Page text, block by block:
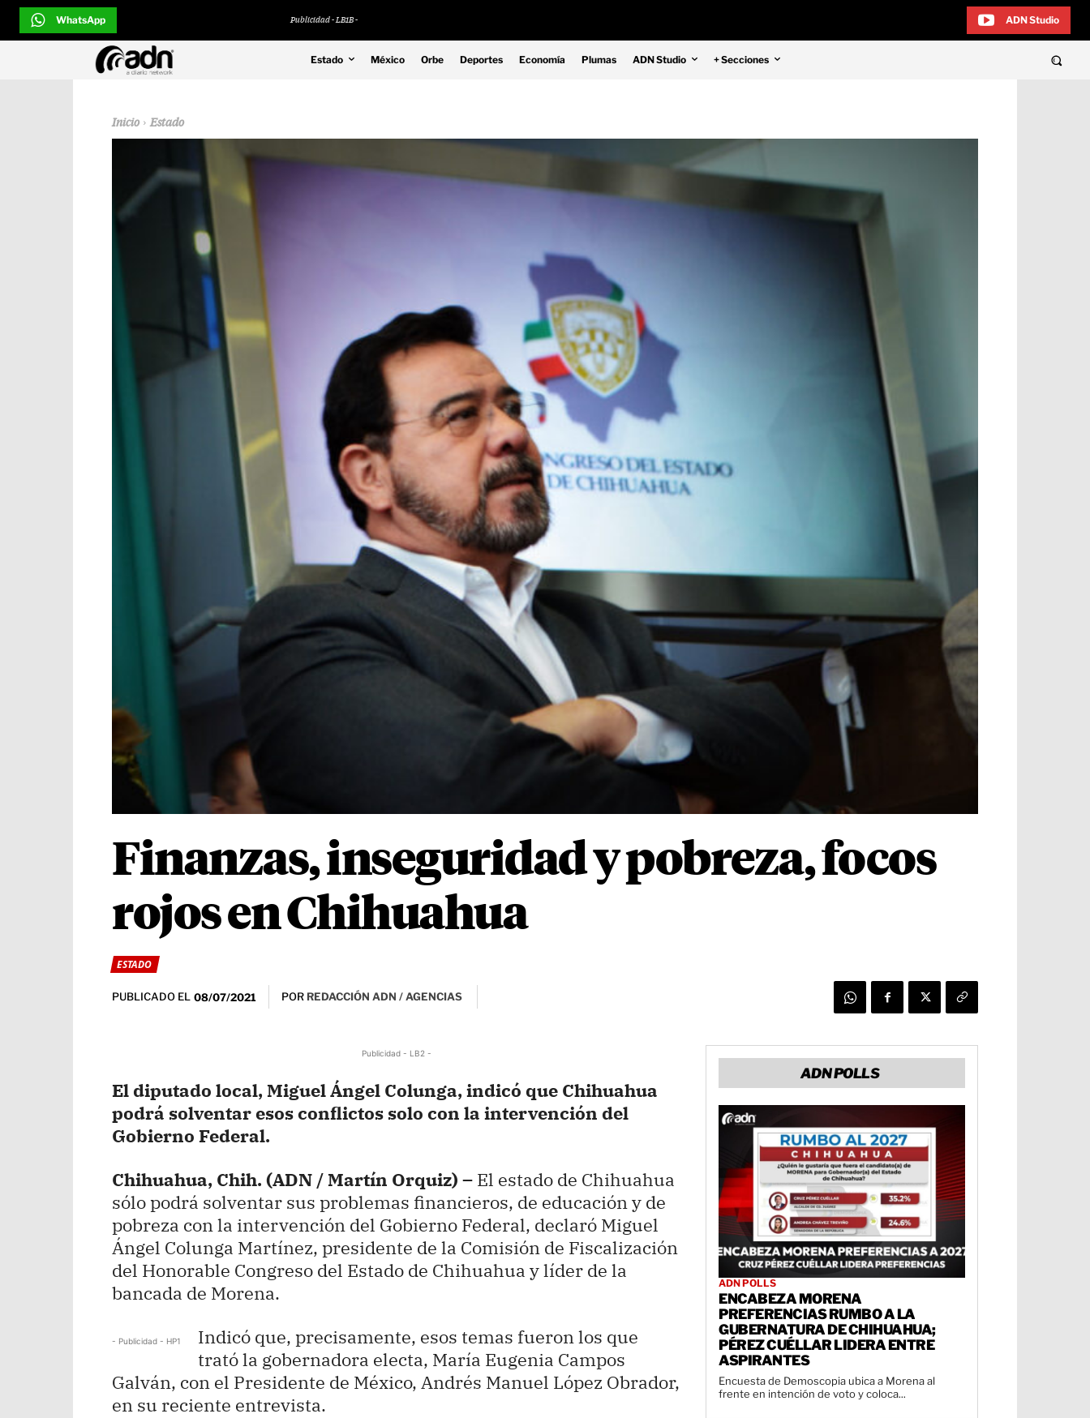
WhatsApp Publicidad - LB1B - ADN Studio
Estado México Orbe Deportes Economía Plumas ADN Studio + Secciones
Inicio Estado
Finanzas, inseguridad y pobreza, focos
rojos en Chihuahua
ESTADO
PUBLICADO EL 08/07/2021 POR REDACCIÓN ADN / AGENCIAS
Publicidad - LB2 -
El diputado local, Miguel Ángel Colunga, indicó que Chihuahua
podrá solventar esos conflictos solo con la intervención del
Gobierno Federal.
Chihuahua, Chih. (ADN / Martín Orquiz) – El estado de Chihuahua
sólo podrá solventar sus problemas financieros, de educación y de
pobreza con la intervención del Gobierno Federal, declaró Miguel
Ángel Colunga Martínez, presidente de la Comisión de Fiscalización
del Honorable Congreso del Estado de Chihuahua y líder de la
bancada de Morena.
- Publicidad - HP1
Indicó que, precisamente, esos temas fueron los que
trató la gobernadora electa, María Eugenia Campos
Galván, con el Presidente de México, Andrés Manuel López Obrador,
en su reciente entrevista.
ADN POLLS
ADN POLLS
ENCABEZA MORENA
PREFERENCIAS RUMBO A LA
GUBERNATURA DE CHIHUAHUA;
PÉREZ CUÉLLAR LIDERA ENTRE
ASPIRANTES
Encuesta de Demoscopia ubica a Morena al
frente en intención de voto y coloca...